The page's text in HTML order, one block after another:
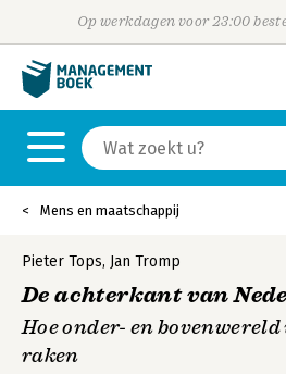
Op werkdagen voor 23:00
Mens en maatschappij
Pieter Tops, Jan Tromp
De achterkant van
Hoe onder- en
raken